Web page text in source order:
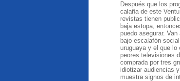
Después que los
calaña de este
revistas tienen
baja estopa,
puedo asegurar.
bajo escalafón
uruguaya y el que lo
peores televisiones
comprada por tres
idiotizar audiencias
muestra signos de